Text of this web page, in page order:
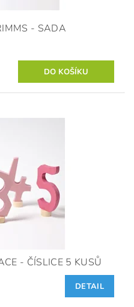
- SADA
- ČÍSLICE 5 KUSŮ
DETAIL